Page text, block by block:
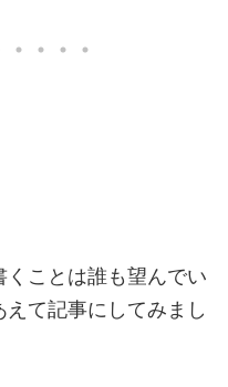
ことは誰も望んでい
て記事にしてみまし